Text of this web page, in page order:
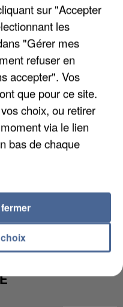
DE LA DZ
sur "Accepter
les
"Gérer mes
refuser en
accepter". Vos
que pour ce site.
choix, ou retirer
via le lien
bas de chaque